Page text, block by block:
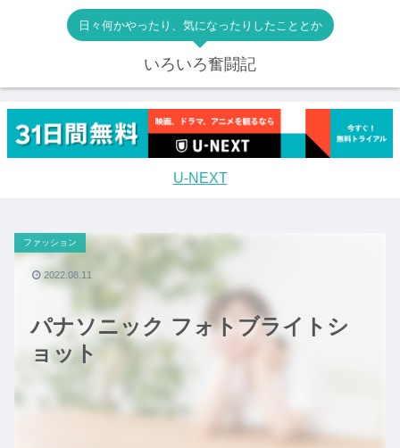
日々何かやったり、気になったりしたこととか
いろいろ奮闘記
U-NEXT
パナソニック フォトブライトシ
ョット
ファッション
2022.08.11